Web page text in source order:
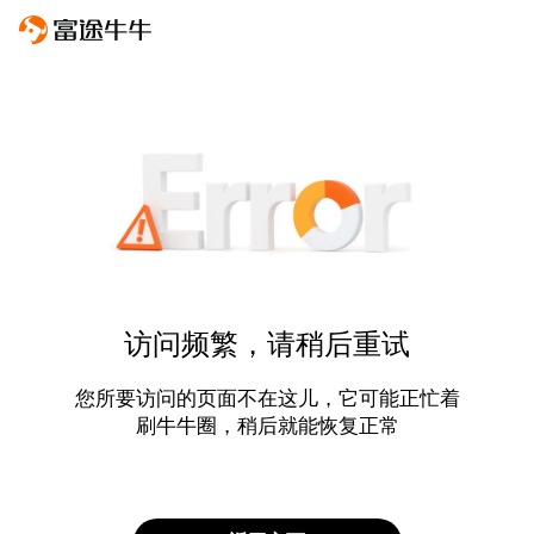
访问频繁，请稍后重试
您所要访问的页面不在这儿，它可能正忙着
刷牛牛圈，稍后就能恢复正常